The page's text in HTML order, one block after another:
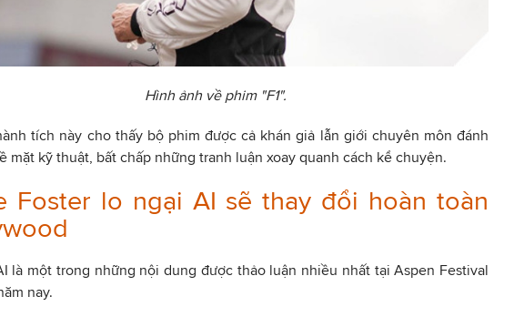
Hình ảnh về phim "F1".
tích này cho thấy bộ phim được cả khán giả lẫn giới chuyên môn đánh
mặt kỹ thuật, bất chấp những tranh luận xoay quanh cách kể chuyện.
Foster lo ngại AI sẽ thay đổi hoàn toàn
là một trong những nội dung được thảo luận nhiều nhất tại Aspen Festival
nay.